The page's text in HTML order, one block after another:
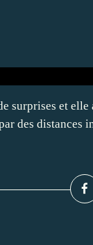
surprises et
des distances